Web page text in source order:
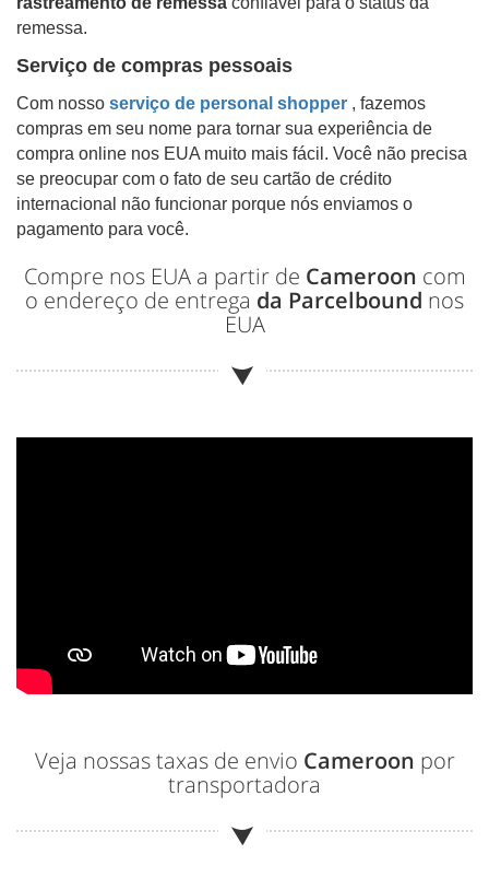
remessa.
Serviço de compras pessoais
Com nosso serviço de personal shopper , fazemos
compras em seu nome para tornar sua experiência de
compra online nos EUA muito mais fácil. Você não precisa
se preocupar com o fato de seu cartão de crédito
internacional não funcionar porque nós enviamos o
pagamento para você.
Compre nos EUA a partir de Cameroon com
o endereço de entrega da Parcelbound nos
EUA
Veja nossas taxas de envio Cameroon por
transportadora